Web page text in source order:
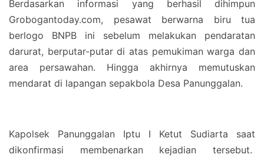
Berdasarkan informasi yang berhasil dihimpun
Grobogantoday.com, pesawat berwarna biru tua
berlogo BNPB ini sebelum melakukan pendaratan
darurat, berputar-putar di atas pemukiman warga dan
area persawahan. Hingga akhirnya memutuskan
mendarat di lapangan sepakbola Desa Panunggalan.
Kapolsek Panunggalan Iptu I Ketut Sudiarta saat
dikonfirmasi membenarkan kejadian tersebut.